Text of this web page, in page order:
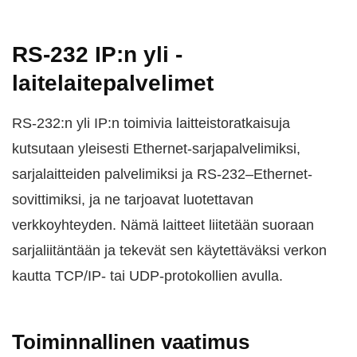
RS-232 IP:n yli -
laitelaitepalvelimet
RS-232:n yli IP:n toimivia laitteistoratkaisuja
kutsutaan yleisesti Ethernet-sarjapalvelimiksi,
sarjalaitteiden palvelimiksi ja RS-232–Ethernet-
sovittimiksi, ja ne tarjoavat luotettavan
verkkoyhteyden. Nämä laitteet liitetään suoraan
sarjaliitäntään ja tekevät sen käytettäväksi verkon
kautta TCP/IP- tai UDP-protokollien avulla.
Toiminnallinen vaatimus